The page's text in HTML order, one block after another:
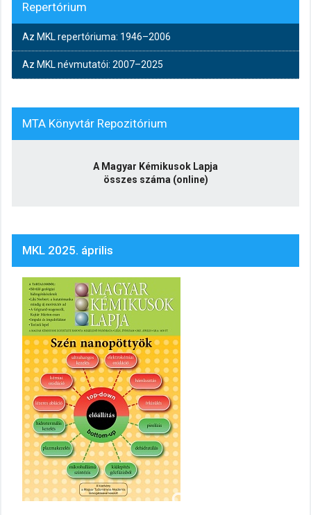
Repertórium
Az MKL repertóriuma: 1946–2006
Az MKL névmutatói: 2007–2025
MTA Könyvtár Repozitórium
A Magyar Kémikusok Lapja
összes száma (online)
MKL 2025. április